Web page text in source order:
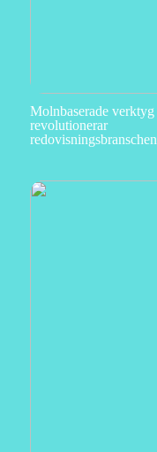
Molnbaserade verktyg
revolutionerar
redovisningsbranschen